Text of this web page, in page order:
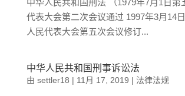
中华人民共和国刑法 （1979年7月1日第
代表大会第二次会议通过 1997年3月14
人民代表大会第五次会议修订...
中华人民共和国刑事诉讼法
由 settler18 | 11月 17, 2019 | 法律法规